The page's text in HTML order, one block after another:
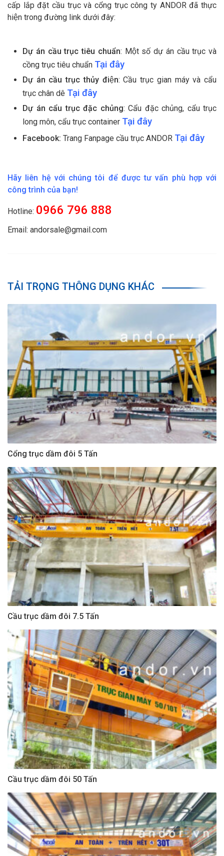
cấp lắp đặt cầu trục và cổng trục công ty ANDOR đã thực
hiện trong đường link dưới đây:
Dự án cầu trục tiêu chuẩn: Một số dự án cầu trục và
cồng trục tiêu chuẩn Tại đây
Dự án cầu trục thủy điện: Cầu trục gian máy và cẩu
trục chân dê Tại đây
Dự án cẩu trục đặc chủng: Cẩu đặc chủng, cẩu trục
long môn, cẩu trục container Tại đây
Facebook: Trang Fanpage cầu trục ANDOR Tại đây
Hãy liên hệ với chúng tôi để được tư vấn phù hợp với
công trình của bạn!
Hotline: 0966 796 888
Email: andorsale@gmail.com
TẢI TRỌNG THÔNG DỤNG KHÁC
Cổng trục dầm đôi 5 Tấn
Cầu trục dầm đôi 7.5 Tấn
Cầu trục dầm đôi 50 Tấn